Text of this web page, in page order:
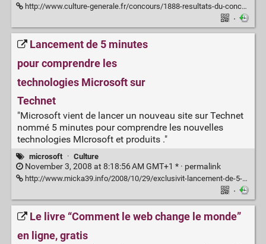
http://www.culture-generale.fr/concours/1888-resultats-du-concours-de-culture-generale-de-fevrier
·
Lancement de 5 minutes
pour comprendre les
technologies Microsoft sur
Technet
"Microsoft vient de lancer un nouveau site sur Technet
nommé 5 minutes pour comprendre les nouvelles
technologies MIcrosoft et produits ."
microsoft · Culture
November 3, 2008 at 8:18:56 AM GMT+1 * · permalink
http://www.micka39.info/2008/10/29/exclusivit-lancement-de-5-minutes-pour-comprendre-les-technologies-microsoft-sur-technet
·
Le livre “Comment le web change le monde”
en ligne, gratis